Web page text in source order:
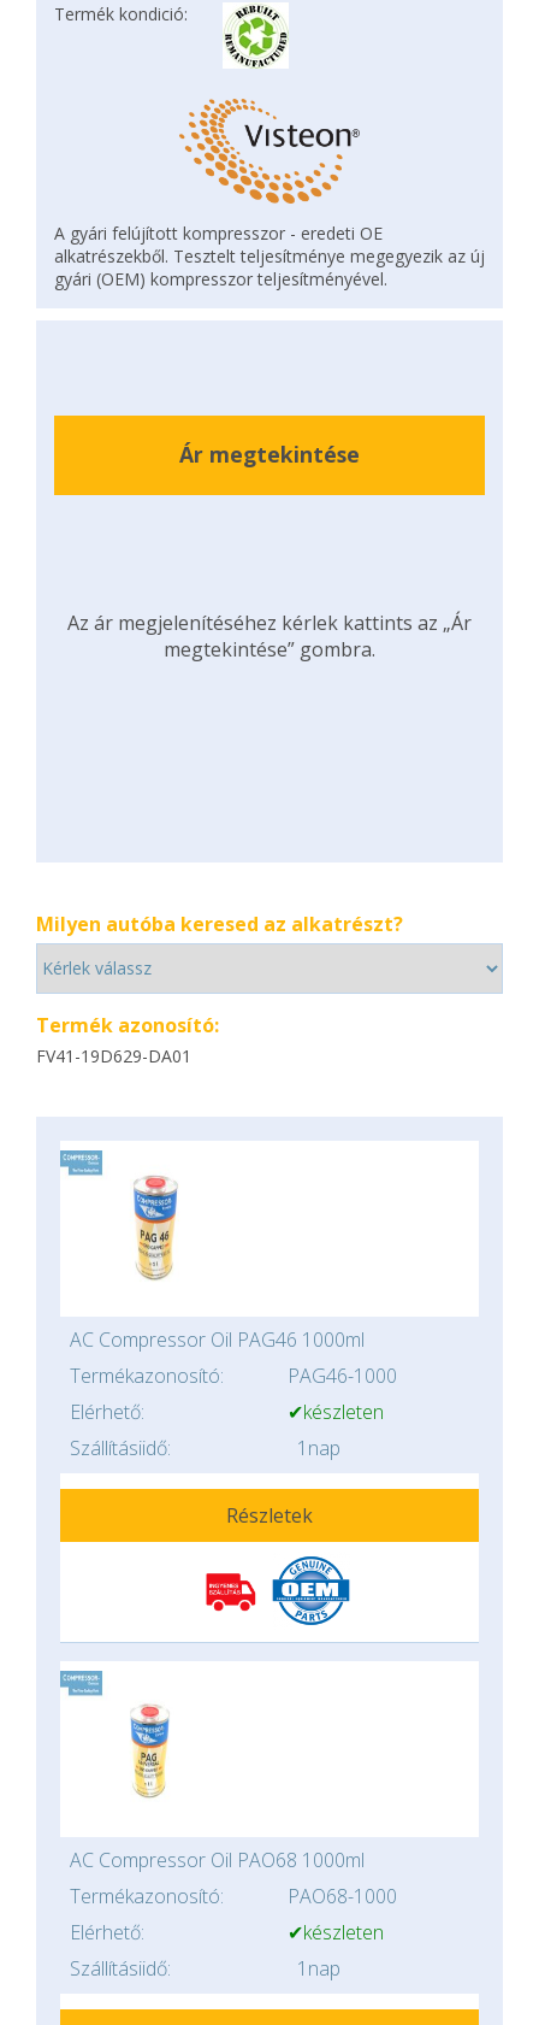
Termék kondició:
A gyári felújított kompresszor - eredeti OE
alkatrészekből. Tesztelt teljesítménye megegyezik az új
gyári (OEM) kompresszor teljesítményével.
Ár megtekintése
Az ár megjelenítéséhez kérlek kattints az „Ár
megtekintése” gombra.
Milyen autóba keresed az alkatrészt?
Termék azonosító:
FV41-19D629-DA01
AC Compressor Oil PAG46 1000ml
Termékazonosító:
PAG46-1000
Elérhető:
✔készleten
Szállításiidő:
1nap
Részletek
AC Compressor Oil PAO68 1000ml
Termékazonosító:
PAO68-1000
Elérhető:
✔készleten
Szállításiidő:
1nap